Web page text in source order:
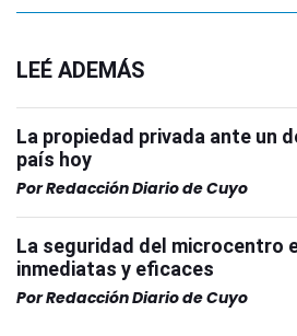
LEÉ ADEMÁS
La propiedad privada ante un
país hoy
PorRedacción Diario de Cuyo
La seguridad del microcentro
inmediatas y eficaces
PorRedacción Diario de Cuyo